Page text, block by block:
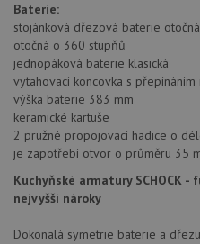
Baterie:
stojánková dřezová baterie otočná
otočná o 360 stupňů
jednopáková baterie klasická
vytahovací koncovka s přepínáním
výška baterie 383 mm
keramické kartuše
2 pružné propojovací hadice o
je zapotřebí otvor o průměru 35
Kuchyňské armatury SCHOCK
nejvyšší nároky
Dokonalá symetrie baterie a